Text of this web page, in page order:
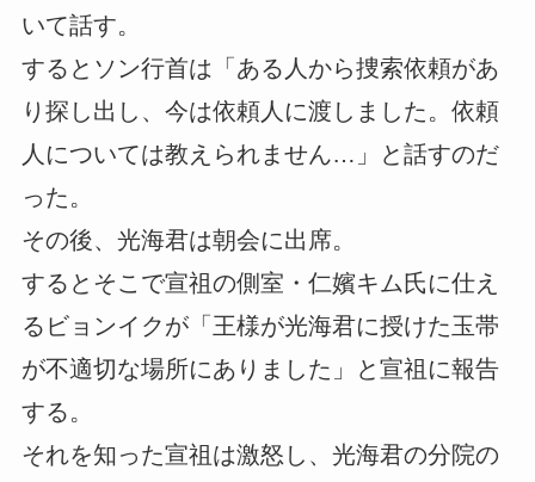
いて話す。
するとソン行首は「ある人から捜索依頼があ
り探し出し、今は依頼人に渡しました。依頼
人については教えられません…」と話すのだ
った。
その後、光海君は朝会に出席。
するとそこで宣祖の側室・仁嬪キム氏に仕え
るビョンイクが「王様が光海君に授けた玉帯
が不適切な場所にありました」と宣祖に報告
する。
それを知った宣祖は激怒し、光海君の分院の